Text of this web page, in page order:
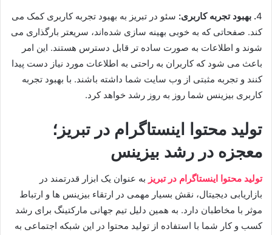
4
. بهبود تجربه کاربری: سئو در تبریز به بهبود تجربه کاربری کمک می
‌کند. صفحاتی که به خوبی بهینه ‌سازی شده‌اند، سریعتر بارگذاری می
‌شوند و اطلاعات به صورت ساده ‌تر قابل دسترس هستند. این امر
باعث می ‌شود که کاربران به راحتی به اطلاعات مورد نیاز دست پیدا
کنند و تجربه مثبتی از وب‌ سایت شما داشته باشند. با بهبود تجربه
کاربری بیزینس شما روز به روز رشد خواهد کرد.
تولید محتوا اینستاگرام در تبریز؛
معجزه در رشد بیزینس
تولید محتوا اینستاگرام در تبریز به عنوان یک ابزار قدرتمند در
بازاریابی دیجیتال، نقش بسیار مهمی در ارتقاء بیزینس ‌ها و ارتباط
موثر با مخاطبان دارد. به همین دلیل تیم جهانی مارکتینگ برای رشد
کسب و کار شما با استفاده از تولید محتوا در این شبکه اجتماعی به